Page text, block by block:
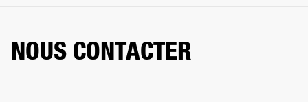
NOUS CONTACTER